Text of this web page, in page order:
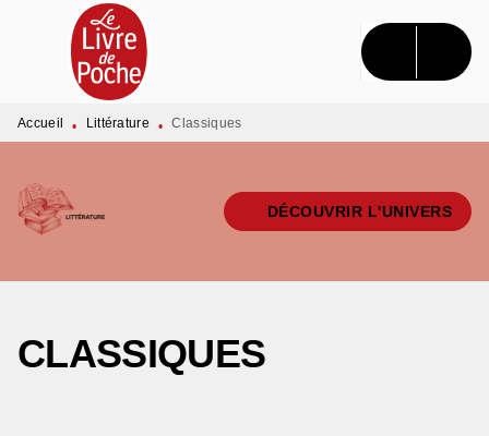
MENU RECHERCHE CONTENU
PIED DE PAGE
Accueil • Littérature • Classiques
DÉCOUVRIR L'UNIVERS
CLASSIQUES